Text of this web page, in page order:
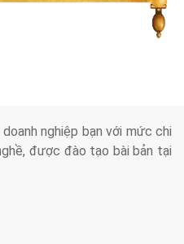
nghiệp bạn với mức chi
được đào tạo bài bản tại